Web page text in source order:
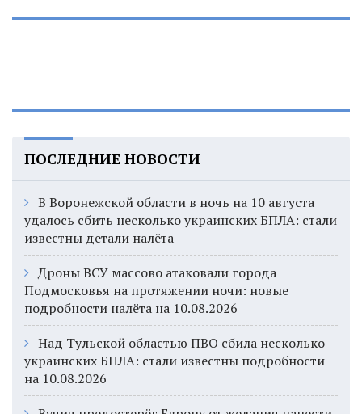
ПОСЛЕДНИЕ НОВОСТИ
В Воронежской области в ночь на 10 августа
удалось сбить несколько украинских БПЛА: стали
известны детали налёта
Дроны ВСУ массово атаковали города
Подмосковья на протяжении ночи: новые
подробности налёта на 10.08.2026
Над Тульской областью ПВО сбила несколько
украинских БПЛА: стали известны подробности
на 10.08.2026